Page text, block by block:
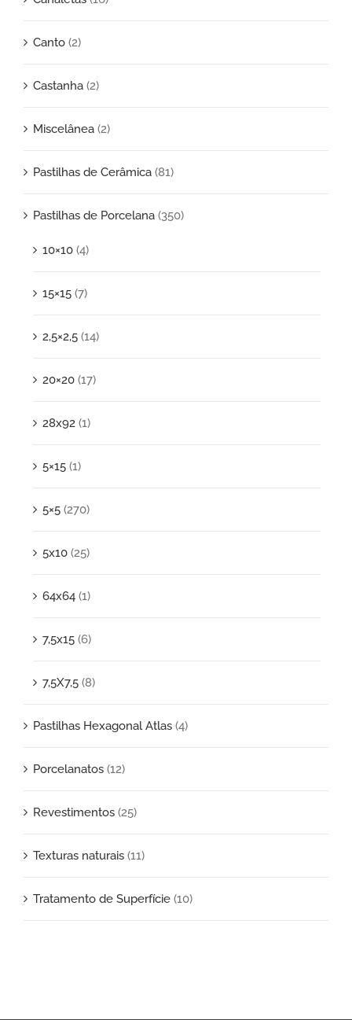
Canto (2)
Castanha (2)
Miscelânea (2)
Pastilhas de Cerâmica (81)
Pastilhas de Porcelana (350)
10×10 (4)
15×15 (7)
2,5×2,5 (14)
20×20 (17)
28x92 (1)
5×15 (1)
5×5 (270)
5x10 (25)
64x64 (1)
7,5x15 (6)
7,5X7,5 (8)
Pastilhas Hexagonal Atlas (4)
Porcelanatos (12)
Revestimentos (25)
Texturas naturais (11)
Tratamento de Superfície (10)